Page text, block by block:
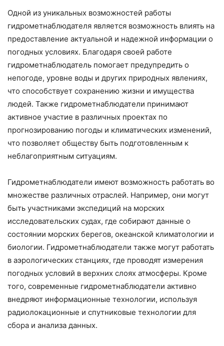
Одной из уникальных возможностей работы
гидрометнаблюдателя является возможность влиять на
предоставление актуальной и надежной информации о
погодных условиях. Благодаря своей работе
гидрометнаблюдатель помогает предупредить о
непогоде, уровне воды и других природных явлениях,
что способствует сохранению жизни и имущества
людей. Также гидрометнаблюдатели принимают
активное участие в различных проектах по
прогнозированию погоды и климатических изменений,
что позволяет обществу быть подготовленным к
неблагоприятным ситуациям.
Гидрометнаблюдатели имеют возможность работать во
множестве различных отраслей. Например, они могут
быть участниками экспедиций на морских
исследовательских судах, где собирают данные о
состоянии морских берегов, океанской климатологии и
биологии. Гидрометнаблюдатели также могут работать
в аэрологических станциях, где проводят измерения
погодных условий в верхних слоях атмосферы. Кроме
того, современные гидрометнаблюдатели активно
внедряют информационные технологии, используя
радиолокационные и спутниковые технологии для
сбора и анализа данных.